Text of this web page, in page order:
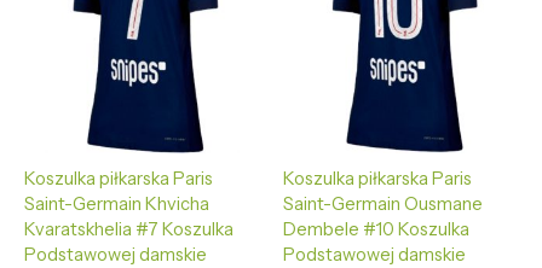
Koszulka piłkarska Paris
Saint-Germain Khvicha
Kvaratskhelia #7 Koszulka
Podstawowej damskie
Koszulka piłkarska Paris
Saint-Germain Ousmane
Dembele #10 Koszulka
Podstawowej damskie